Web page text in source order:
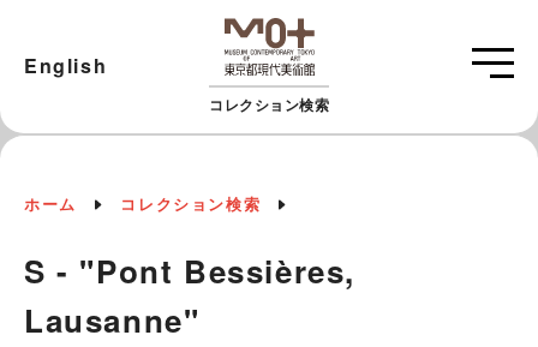
コレクション検索
English
ホーム コレクション検索
S - "Pont Bessières,
Lausanne"